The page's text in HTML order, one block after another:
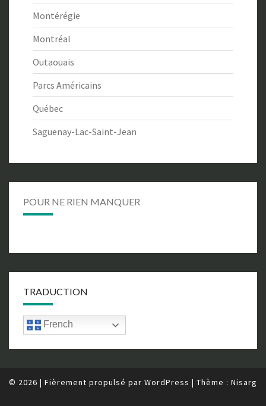
Montérégie
Montréal
Outaouais
Parcs Américains
Québec
Saguenay-Lac-Saint-Jean
POUR NE RIEN MANQUER
TRADUCTION
French
© 2026 | Fièrement propulsé par WordPress | Thème : Nisarg